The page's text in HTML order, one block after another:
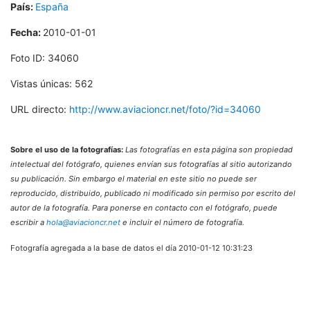
País: España
Fecha: 2010-01-01
Foto ID: 34060
Vistas únicas: 562
URL directo: http://www.aviacioncr.net/foto/?id=34060
Sobre el uso de la fotografías: Las fotografías en esta página son propiedad
intelectual del fotógrafo, quienes envían sus fotografías al sitio autorizando
su publicación. Sin embargo el material en este sitio no puede ser
reproducido, distribuido, publicado ni modificado sin permiso por escrito del
autor de la fotografía. Para ponerse en contacto con el fotógrafo, puede
escribir a hola@aviacioncr.net e incluir el número de fotografía.
Fotografía agregada a la base de datos el día 2010-01-12 10:31:23